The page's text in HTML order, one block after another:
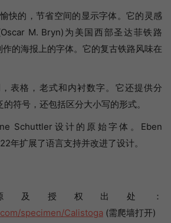
快的，节省空间的显示字体。它的灵感
M. Bryn)为美国西部圣达菲铁路
的海报上的字体。它的复古铁路风味在
表格，老式和内衬数字。它还提供分
符号，还包括区分大小写的形式。
Schuttler设计的原始字体。Eben
年扩展了语言支持并改进了设计。
及授权出处：
specimen/Calistoga (需爬墙打开)